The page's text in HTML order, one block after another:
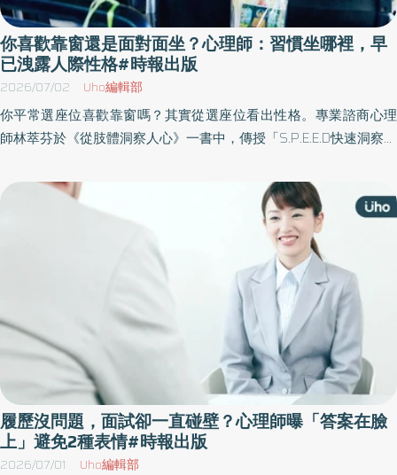
你喜歡靠窗還是面對面坐？心理師：習慣坐哪裡，早
已洩露人際性格#時報出版
2026/07/02 Uho編輯部
你平常選座位喜歡靠窗嗎？其實從選座位看出性格。專業諮商心理
師林萃芬於《從肢體洞察人心》一書中，傳授「S.P.E.E.D快速洞察人
式，幫助讀者在職場、戀愛到危險辨識中，做出更安全的判斷。以
下為原書摘文：
履歷沒問題，面試卻一直碰壁？心理師曝「答案在臉
上」避免2種表情#時報出版
2026/07/01 Uho編輯部